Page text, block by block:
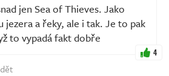
jen Sea of Thieves. Jako
jezera a řeky, ale i tak. Je to pak
to vypadá fakt dobře
4